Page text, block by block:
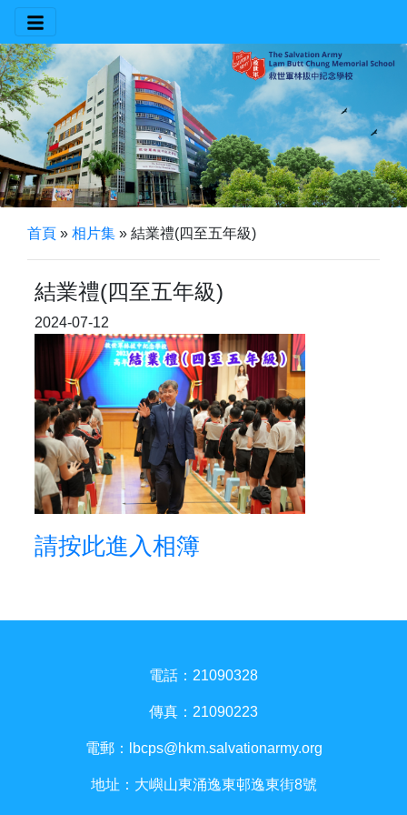
首頁 » 相片集 » 結業禮(四至五年級)
結業禮(四至五年級)
2024-07-12
請按此進入相簿
電話：21090328
傳真：21090223
電郵： lbcps@hkm.salvationarmy.org
地址：大嶼山東涌逸東邨逸東街8號